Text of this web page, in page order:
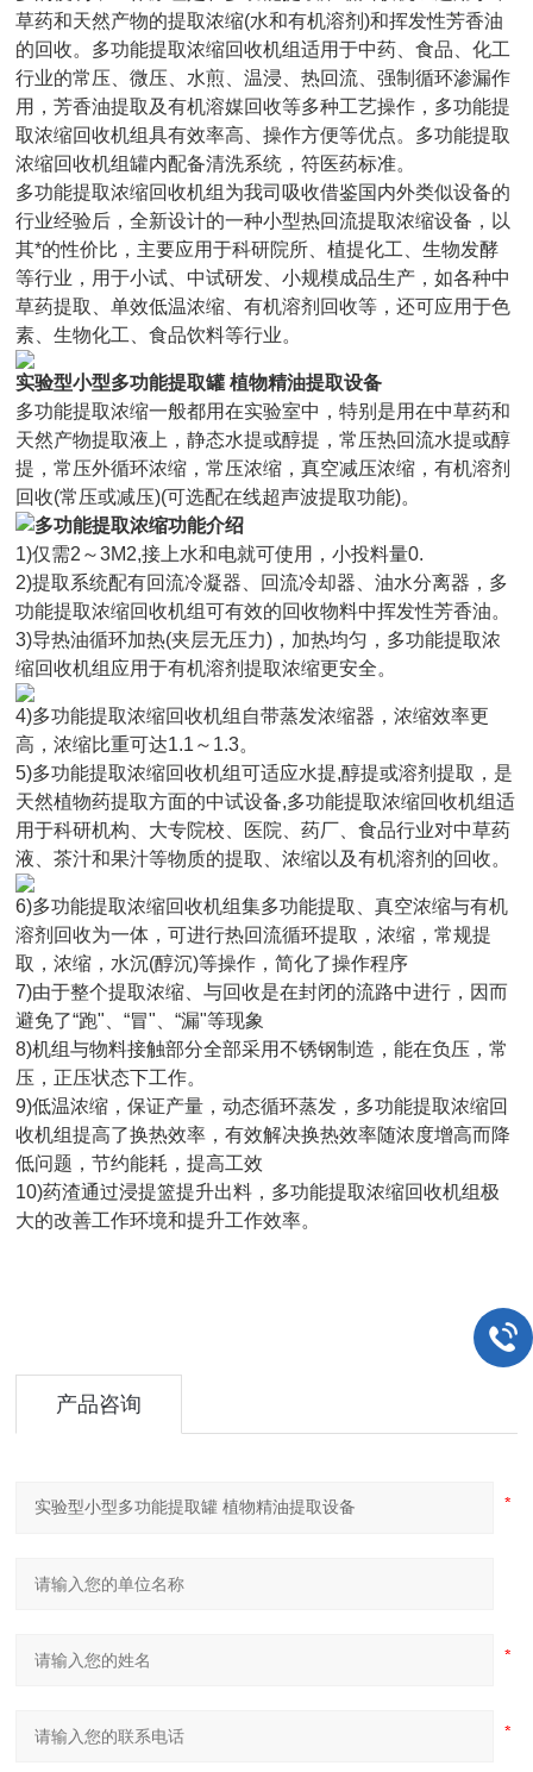
草药和天然产物的提取浓缩(水和有机溶剂)和挥发性芳香油
的回收。多功能提取浓缩回收机组适用于中药、食品、化工
行业的常压、微压、水煎、温浸、热回流、强制循环渗漏作
用，芳香油提取及有机溶媒回收等多种工艺操作，多功能提
取浓缩回收机组具有效率高、操作方便等优点。多功能提取
浓缩回收机组罐内配备清洗系统，符医药标准。
多功能提取浓缩回收机组为我司吸收借鉴国内外类似设备的
行业经验后，全新设计的一种小型热回流提取浓缩设备，以
其*的性价比，主要应用于科研院所、植提化工、生物发酵
等行业，用于小试、中试研发、小规模成品生产，如各种中
草药提取、单效低温浓缩、有机溶剂回收等，还可应用于色
素、生物化工、食品饮料等行业。
实验型小型多功能提取罐 植物精油提取设备
多功能提取浓缩一般都用在实验室中，特别是用在中草药和
天然产物提取液上，静态水提或醇提，常压热回流水提或醇
提，常压外循环浓缩，常压浓缩，真空减压浓缩，有机溶剂
回收(常压或减压)(可选配在线超声波提取功能)。
多功能提取浓缩功能介绍
1)仅需2～3M2,接上水和电就可使用，小投料量0.
2)提取系统配有回流冷凝器、回流冷却器、油水分离器，多
功能提取浓缩回收机组可有效的回收物料中挥发性芳香油。
3)导热油循环加热(夹层无压力)，加热均匀，多功能提取浓
缩回收机组应用于有机溶剂提取浓缩更安全。
4)多功能提取浓缩回收机组自带蒸发浓缩器，浓缩效率更
高，浓缩比重可达1.1～1.3。
5)多功能提取浓缩回收机组可适应水提,醇提或溶剂提取，是
天然植物药提取方面的中试设备,多功能提取浓缩回收机组适
用于科研机构、大专院校、医院、药厂、食品行业对中草药
液、茶汁和果汁等物质的提取、浓缩以及有机溶剂的回收。
6)多功能提取浓缩回收机组集多功能提取、真空浓缩与有机
溶剂回收为一体，可进行热回流循环提取，浓缩，常规提
取，浓缩，水沉(醇沉)等操作，简化了操作程序
7)由于整个提取浓缩、与回收是在封闭的流路中进行，因而
避免了“跑"、“冒"、“漏"等现象
8)机组与物料接触部分全部采用不锈钢制造，能在负压，常
压，正压状态下工作。
9)低温浓缩，保证产量，动态循环蒸发，多功能提取浓缩回
收机组提高了换热效率，有效解决换热效率随浓度增高而降
低问题，节约能耗，提高工效
10)药渣通过浸提篮提升出料，多功能提取浓缩回收机组极
大的改善工作环境和提升工作效率。
产品咨询